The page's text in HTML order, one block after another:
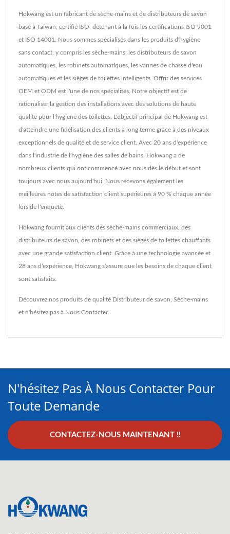
Hokwang est un fabricant de sèche-mains et de distributeurs de savon
basé à Taïwan, certifié ISO, détenant à la fois les certifications ISO 9001
et ISO 14001. Nous sommes spécialisés dans les produits d'hygiène
sans contact, y compris les sèche-mains, les distributeurs de savon
automatiques, les robinets automatiques, les vannes de chasse d'eau
automatiques et les sièges de toilettes intelligents. Offrir des services
OEM et ODM est l'une de nos spécialités. Notre objectif est de
rationaliser la gestion des installations avec des solutions de haute
qualité pour l'hygiène des toilettes. L'objectif principal de Hokwang est
d'atteindre une fidélisation des clients à long terme grâce à des niveaux
exceptionnels de qualité et de service client. Avec 20 ans d'expérience
dans l'industrie de l'hygiène des salles de bains, Hokwang a de
nombreux clients qui ont commencé avec nous dès le début et sont
toujours avec nous aujourd'hui. Nous recevons également les
meilleures notes de satisfaction client supérieures à 90 % chaque année
lors de l'enquête.
Hokwang fournit aux clients des sèche-mains commerciaux, des
distributeurs de savon, des robinets et des sièges de toilettes chauffants
avec une grande satisfaction client. Grâce à une technologie avancée et
28 ans d'expérience, Hokwang s'assure que les besoins de chaque client
sont satisfaits.
Découvrez nos produits de qualité Distributeur de savon Sèche-mains
et n'hésitez pas à Nous Contacter.
N'hésitez Pas À Nous Contacter Pour
Toute Demande
CONTACTEZ-NOUS MAINTENANT !!